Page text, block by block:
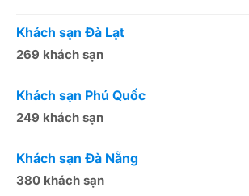
Khách sạn Đà Lạt
269 khách sạn
Khách sạn Phú Quốc
249 khách sạn
Khách sạn Đà Nẵng
380 khách sạn